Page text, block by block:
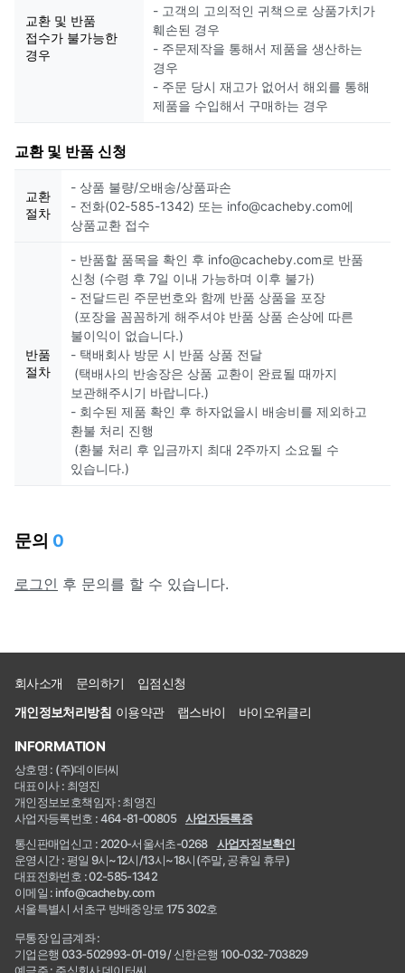
교환 및 반품
접수가 불가능한
경우
- 고객의 고의적인 귀책으로 상품가치가
훼손된 경우
- 주문제작을 통해서 제품을 생산하는
경우
- 주문 당시 재고가 없어서 해외를 통해
제품을 수입해서 구매하는 경우
교환 및 반품 신청
교환
절차
- 상품 불량/오배송/상품파손
- 전화(02-585-1342) 또는 info@cacheby.com에
상품교환 접수
반품
절차
- 반품할 품목을 확인 후 info@cacheby.com로 반품
신청 (수령 후 7일 이내 가능하며 이후 불가)
- 전달드린 주문번호와 함께 반품 상품을 포장
(포장을 꼼꼼하게 해주셔야 반품 상품 손상에 따른
불이익이 없습니다.)
- 택배회사 방문 시 반품 상품 전달
(택배사의 반송장은 상품 교환이 완료될 때까지
보관해주시기 바랍니다.)
- 회수된 제품 확인 후 하자없을시 배송비를 제외하고
환불 처리 진행
(환불 처리 후 입금까지 최대 2주까지 소요될 수
있습니다.)
문의 0
로그인 후 문의를 할 수 있습니다.
회사소개 문의하기
입점신청
개인정보처리방침 이용약관 랩스바이 바이오위클리
INFORMATION
상호명 : (주)데이터씨
대표이사 : 최영진
개인정보보호책임자 : 최영진
사업자등록번호 : 464-81-00805
사업자등록증
통신판매업신고 : 2020-서울서초-0268
사업자정보확인
운영시간 : 평일 9시~12시/13시~18시(주말, 공휴일 휴무)
대표전화번호 : 02-585-1342
이메일 : info@cacheby.com
서울특별시 서초구 방배중앙로 175 302호
무통장 입금계좌 :
기업은행 033-502993-01-019 / 신한은행 100-032-703829
예금주 : 주식회사 데이터씨